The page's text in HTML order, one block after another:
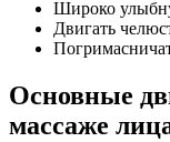
Широко
Двигать
Основные
массаже